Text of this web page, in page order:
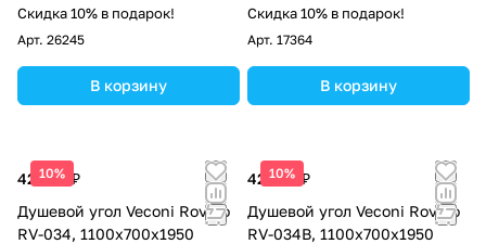
прозрачное
Скидка 10% в подарок!
Арт. 26245
В корзину
прозрачное стекло, чёрный
матовый
Скидка 10% в подарок!
Арт. 17364
В корзину
10%
42 416 ₽
Душевой угол Veconi Rovigo
RV-034, 1100х700х1950
10%
42 416 ₽
Душевой угол Veconi Rovigo
RV-034B, 1100х700х1950